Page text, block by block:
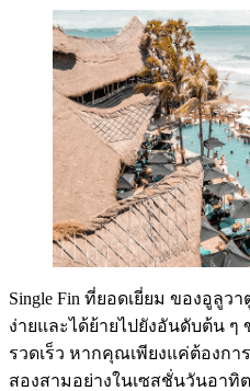
Single Fin ที่ยอดเยี่ยม ของอูลูว
ง่ายและได้ย้ายไปยังอันดับต้น ๆ
รวดเร็ว หากคุณเพียงแค่ต้องก
สองสามอย่างในเซสชั่นวันอาทิ